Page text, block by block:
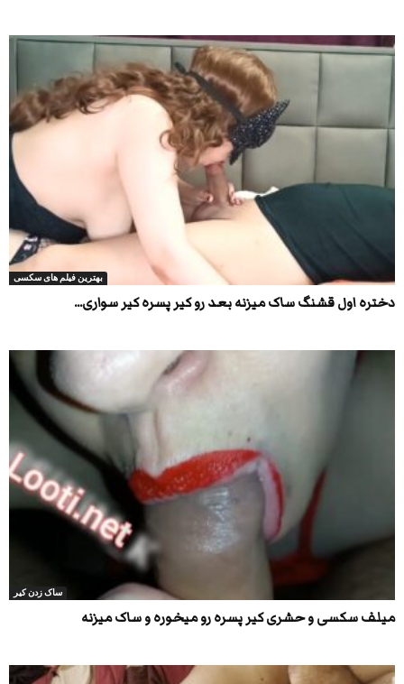
بهترین فیلم های سکسی
دختره اول قشنگ ساک میزنه بعد رو کیر پسره کیر سواری...
ساک زدن کیر
میلف سکسی و حشری کیر پسره رو میخوره و ساک میزنه